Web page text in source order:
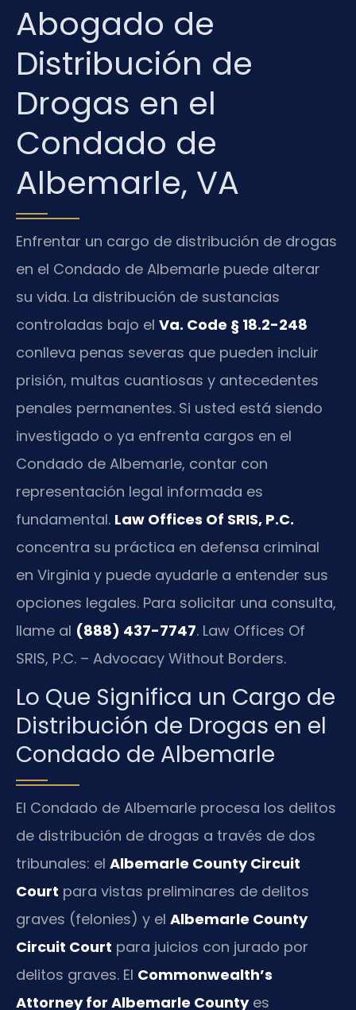
Abogado de
Distribución de
Drogas en el
Condado de
Albemarle, VA
Enfrentar un cargo de distribución de drogas
en el Condado de Albemarle puede alterar
su vida. La distribución de sustancias
controladas bajo el Va. Code § 18.2-248
conlleva penas severas que pueden incluir
prisión, multas cuantiosas y antecedentes
penales permanentes. Si usted está siendo
investigado o ya enfrenta cargos en el
Condado de Albemarle, contar con
representación legal informada es
fundamental. Law Offices Of SRIS, P.C.
concentra su práctica en defensa criminal
en Virginia y puede ayudarle a entender sus
opciones legales. Para solicitar una consulta,
llame al (888) 437-7747. Law Offices Of
SRIS, P.C. – Advocacy Without Borders.
Lo Que Significa un Cargo de
Distribución de Drogas en el
Condado de Albemarle
El Condado de Albemarle procesa los delitos
de distribución de drogas a través de dos
tribunales: el Albemarle County Circuit
Court para vistas preliminares de delitos
graves (felonies) y el Albemarle County
Circuit Court para juicios con jurado por
delitos graves. El Commonwealth’s
Attorney for Albemarle Countyes